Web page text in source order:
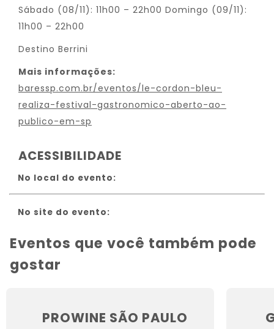
Sábado (08/11): 11h00 – 22h00 Domingo (09/11):
11h00 – 22h00
Destino Berrini
Mais informações:
baressp.com.br/eventos/le-cordon-bleu-
realiza-festival-gastronomico-aberto-ao-
publico-em-sp
ACESSIBILIDADE
No local do evento:
No site do evento:
Eventos que você também pode
gostar
PROWINE SÃO PAULO